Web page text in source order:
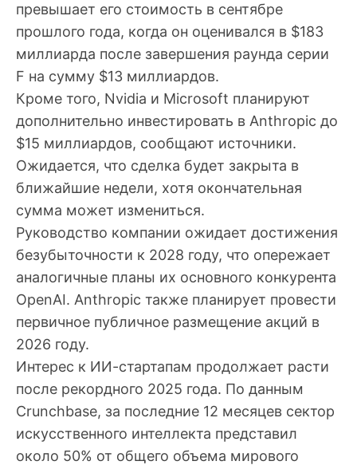
превышает его стоимость в сентябре
прошлого года, когда он оценивался в $183
миллиарда после завершения раунда серии
F на сумму $13 миллиардов.
Кроме того, Nvidia и Microsoft планируют
дополнительно инвестировать в Anthropic до
$15 миллиардов, сообщают источники.
Ожидается, что сделка будет закрыта в
ближайшие недели, хотя окончательная
сумма может измениться.
Руководство компании ожидает достижения
безубыточности к 2028 году, что опережает
аналогичные планы их основного конкурента
OpenAI. Anthropic также планирует провести
первичное публичное размещение акций в
2026 году.
Интерес к ИИ-стартапам продолжает расти
после рекордного 2025 года. По данным
Crunchbase, за последние 12 месяцев сектор
искусственного интеллекта представил
около 50% от общего объема мирового